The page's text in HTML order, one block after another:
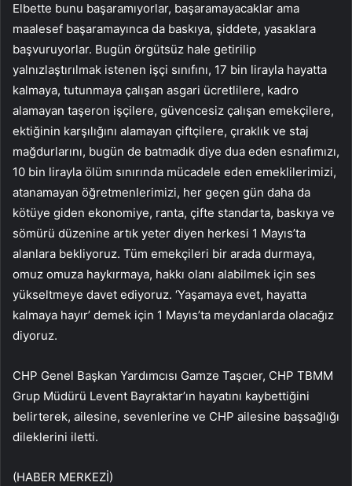
Elbette bunu başaramıyorlar, başaramayacaklar ama
maalesef başaramayınca da baskıya, şiddete, yasaklara
başvuruyorlar. Bugün örgütsüz hale getirilip
yalnızlaştırılmak istenen işçi sınıfını, 17 bin lirayla hayatta
kalmaya, tutunmaya çalışan asgari ücretlilere, kadro
alamayan taşeron işçilere, güvencesiz çalışan emekçilere,
ektiğinin karşılığını alamayan çiftçilere, çıraklık ve staj
mağdurlarını, bugün de batmadık diye dua eden esnafımızı,
10 bin lirayla ölüm sınırında mücadele eden emeklilerimizi,
atanamayan öğretmenlerimizi, her geçen gün daha da
kötüye giden ekonomiye, ranta, çifte standarta, baskıya ve
sömürü düzenine artık yeter diyen herkesi 1 Mayıs’ta
alanlara bekliyoruz. Tüm emekçileri bir arada durmaya,
omuz omuza haykırmaya, hakkı olanı alabilmek için ses
yükseltmeye davet ediyoruz. ‘Yaşamaya evet, hayatta
kalmaya hayır’ demek için 1 Mayıs’ta meydanlarda olacağız
diyoruz.
CHP Genel Başkan Yardımcısı Gamze Taşcıer, CHP TBMM
Grup Müdürü Levent Bayraktar’ın hayatını kaybettiğini
belirterek, ailesine, sevenlerine ve CHP ailesine başsağlığı
dileklerini iletti.
(HABER MERKEZİ)